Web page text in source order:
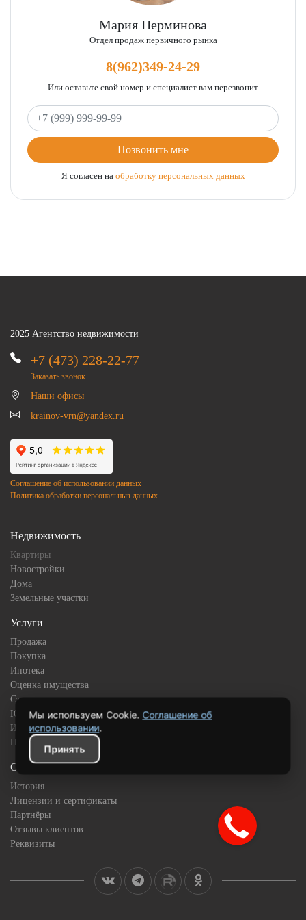
Мария Перминова
Отдел продаж первичного рынка
8(962)349-24-29
Или оставьте свой номер и специалист вам перезвонит
Позвонить мне
Я согласен на обработку персональных данных
2025 Агентство недвижимости
+7 (473) 228-22-77
Заказать звонок
Наши офисы
krainov-vrn@yandex.ru
Соглашение об использовании данных
Политика обработки персональныз данных
Недвижимость
Квартиры
Новостройки
Дома
Земельные участки
Услуги
Продажа
Покупка
Ипотека
Оценка имущества
Страхование
Юридическое сопровождение
Инвестиционная недвижимость
Подбор квартиры в новостройке
О компании
История
Лицензии и сертификаты
Партнёры
Отзывы клиентов
Реквизиты
Мы используем Cookie. Соглашение об
использовании.
Принять